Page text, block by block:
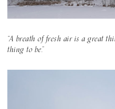
“A breath of fresh air is a great
thing to be.”